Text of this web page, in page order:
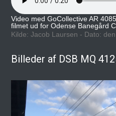
Video med GoCollective AR
filmet ud for Odense Banegård
Kilde: Jacob Laursen - Dato:
Billeder af DSB MQ